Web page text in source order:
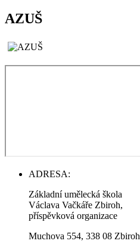
AZUŠ
ADRESA:
Základní umělecká škola
Václava Vačkáře Zbiroh,
příspěvková organizace
Muchova 554, 338 08 Zbiroh